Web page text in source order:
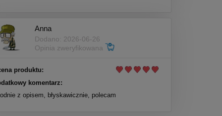
Anna
Dodano: 2026-06-26
Opinia zweryfikowana
produktu:
komentarz:
z opisem, błyskawicznie, polecam